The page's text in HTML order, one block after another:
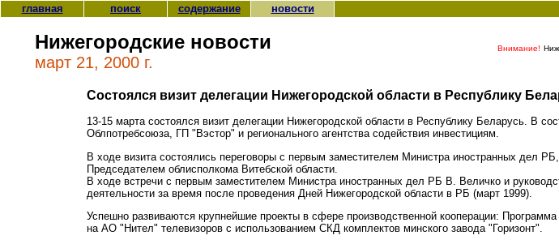
главная поиск содержание новости
Нижегородские новости
март 21, 2000 г.
Внимание!
Состоялся визит делегации Нижегородской области в Республику
13-15 марта состоялся визит делегации Нижегородской области в Республику Беларусь. В
Облпотребсоюза, ГП "Вэстор" и регионального агентства содействия инвестициям.
В ходе визита состоялись переговоры с первым заместителем Министра иностранных дел
Председателем облисполкома Витебской области.
В ходе встречи с первым заместителем Министра иностранных дел РБ В. Величко и
деятельности за время после проведения Дней Нижегородской области в РБ (март 1999).
Успешно развиваются крупнейшие проекты в сфере производственной кооперации:
на АО "Нител" телевизоров с использованием СКД комплектов минского завода "Горизонт".